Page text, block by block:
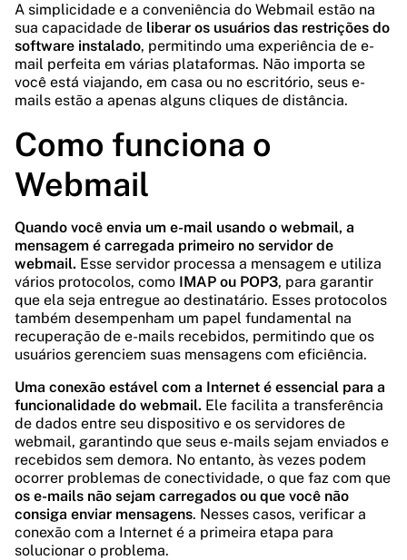
A simplicidade e a conveniência do Webmail estão na
sua capacidade de liberar os usuários das restrições do
software instalado, permitindo uma experiência de e-
mail perfeita em várias plataformas. Não importa se
você está viajando, em casa ou no escritório, seus e-
mails estão a apenas alguns cliques de distância.
Como funciona o
Webmail
Quando você envia um e-mail usando o webmail, a
mensagem é carregada primeiro no servidor de
webmail. Esse servidor processa a mensagem e utiliza
vários protocolos, como IMAP ou POP3, para garantir
que ela seja entregue ao destinatário. Esses protocolos
também desempenham um papel fundamental na
recuperação de e-mails recebidos, permitindo que os
usuários gerenciem suas mensagens com eficiência.
Uma conexão estável com a Internet é essencial para a
funcionalidade do webmail. Ele facilita a transferência
de dados entre seu dispositivo e os servidores de
webmail, garantindo que seus e-mails sejam enviados e
recebidos sem demora. No entanto, às vezes podem
ocorrer problemas de conectividade, o que faz com que
os e-mails não sejam carregados ou que você não
consiga enviar mensagens. Nesses casos, verificar a
conexão com a Internet é a primeira etapa para
solucionar o problema.